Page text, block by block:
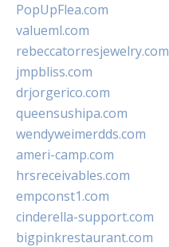
PopUpFlea.com
valueml.com
rebeccatorresjewelry.com
jmpbliss.com
drjorgerico.com
queensushipa.com
wendyweimerdds.com
ameri-camp.com
hrsreceivables.com
empconst1.com
cinderella-support.com
bigpinkrestaurant.com